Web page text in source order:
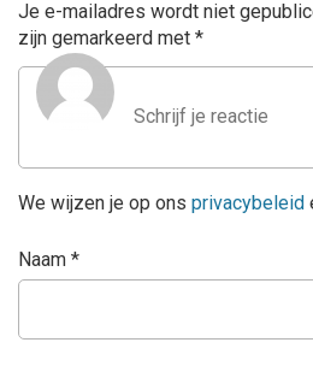
Je e-mailadres wordt niet
zijn gemarkeerd met *
We wijzen je op ons privacybeleid
Naam *